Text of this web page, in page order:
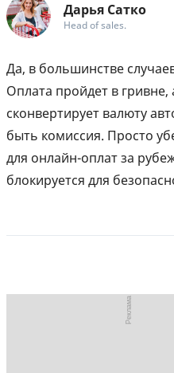
Дарья Сатко
Head of sales.
Да, в большинстве
Оплата пройдет в
сконвертирует валюту
быть комиссия. Просто
для онлайн-оплат за
блокируется для